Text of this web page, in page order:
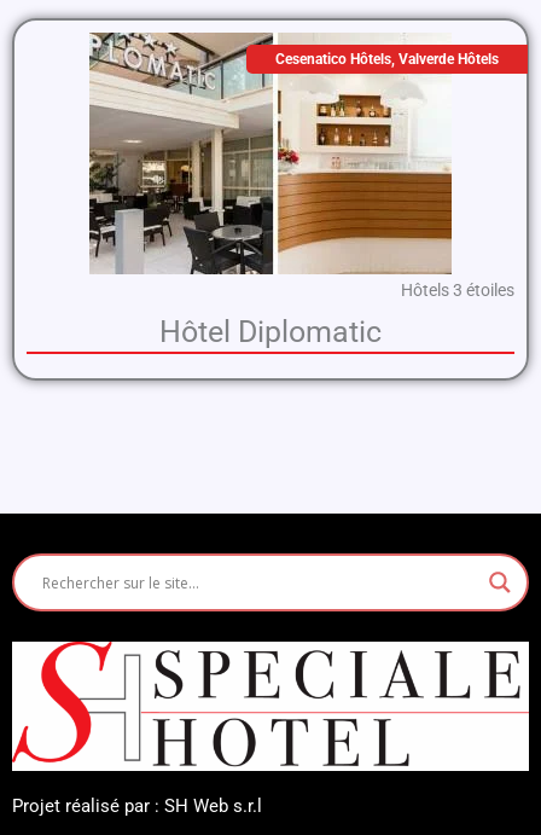
Cesenatico Hôtels, Valverde Hôtels
Hôtels 3 étoiles
Hôtel Diplomatic
Projet réalisé par : SH Web s.r.l